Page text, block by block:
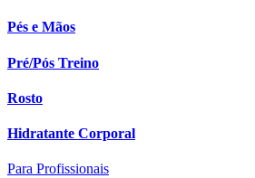
Pés e Mãos
Pré/Pós Treino
Rosto
Hidratante Corporal
Para Profissionais